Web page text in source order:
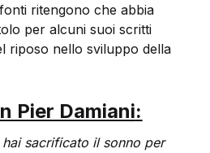
ritengono che abbia
per alcuni suoi scritti
riposo nello sviluppo della
Pier Damiani:
hai sacrificato il sonno per